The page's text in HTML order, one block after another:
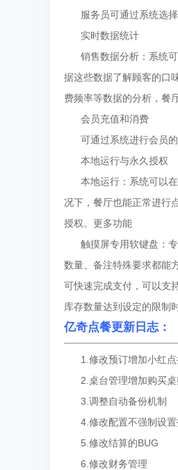
服务员可通过系统选择
实时数据统计
销售数据分析：系统可
据这些数据了解顾客的口
费频率等数据的分析，餐
会员充值和消费
可通过系统进行会员的
本地运行与永久授权
本地运行：系统可以在
况下，餐厅也能正常进行
授权。更多功能
触摸屏专用软键盘：专
数量、备注特殊要求都能
可快速完成支付，可以支
库存数量达到设定的限制
亿奇点餐更新日志：
1.修改预订增加小红点
2.桌台管理增加购买桌
3.调整自动备份机制
4.修改配置不强制设置
5.修改结算的BUG
6.修改财务管理